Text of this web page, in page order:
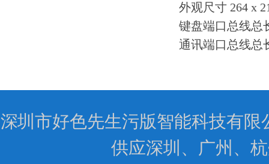
外观尺寸 264 x
键盘端口总线总
通讯端口总线总
深圳市好色先生污版智能科技有限
供应深圳、广州、